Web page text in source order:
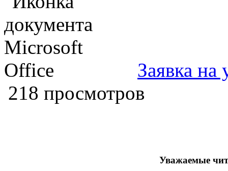
Заявка на
218 просмотров
Уважаемые